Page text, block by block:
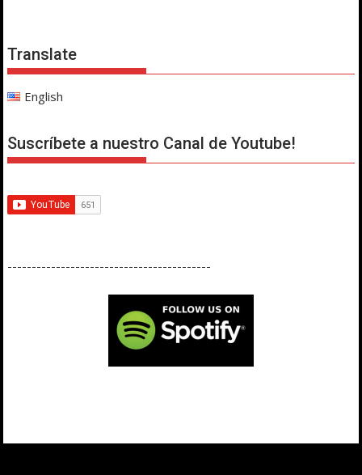
Translate
English
Suscríbete a nuestro Canal de Youtube!
------------------------------------------